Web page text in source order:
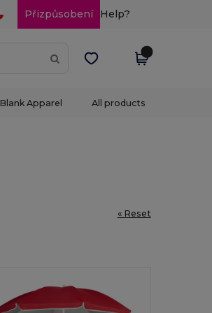
Přizpůsobení Help?
Blank Apparel All products
« Reset